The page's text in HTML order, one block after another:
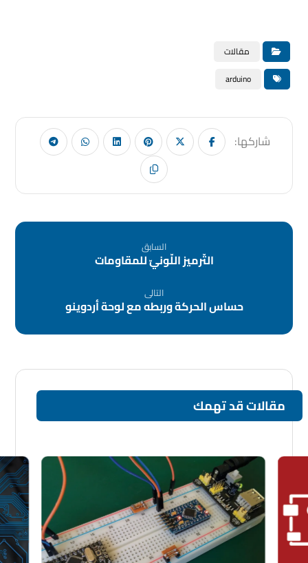
مقالات
arduino
السابق
التّرميز اللّونيّ للمقاومات
التالى
حساس الحركة وربطه مع لوحة أردوينو
مقالات قد تهمك